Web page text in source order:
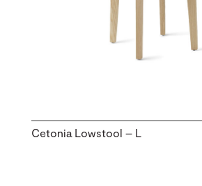
Cetonia Lowstool – L